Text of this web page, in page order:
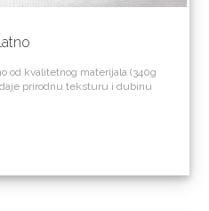
od kvalitetnog materijala (340g
prirodnu teksturu i dubinu